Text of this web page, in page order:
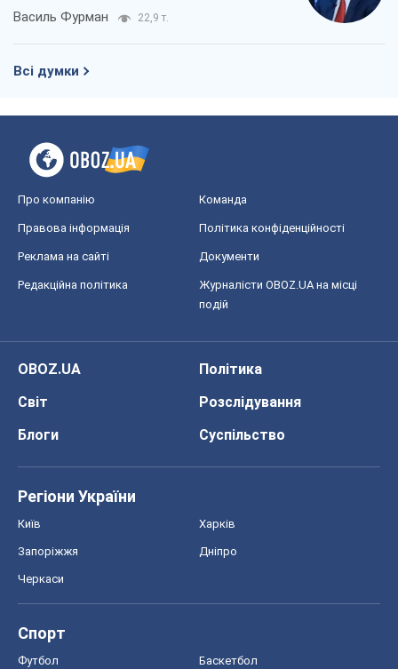
Василь Фурман 22,9 т.
Всі думки
Про компанію Команда
Правова інформація Політика конфіденційності
Реклама на сайті Документи
Редакційна політика
Журналісти OBOZ.UA на місці
подій
OBOZ.UA
Політика
Світ
Розслідування
Блоги
Суспільство
Регіони України
Київ Харків
Запоріжжя Дніпро
Черкаси
Спорт
Футбол Баскетбол